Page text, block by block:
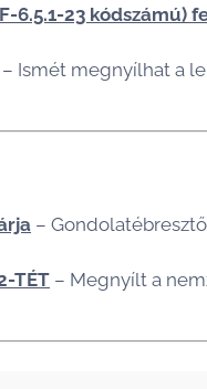
6.5.1-23 kódszámú)
– Ismét megnyílhat a
–
TÉT – Megnyílt a